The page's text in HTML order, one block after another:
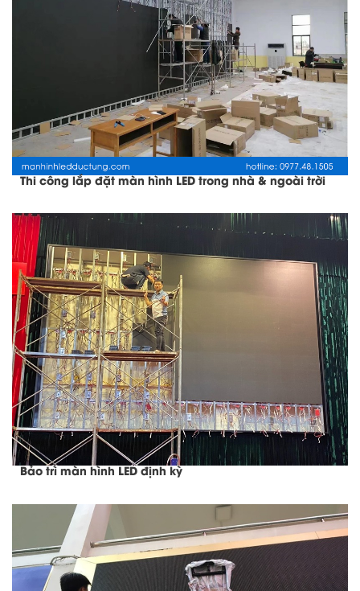
Thi công lắp đặt màn hình LED trong nhà & ngoài trời
Bảo trì màn hình LED định kỳ